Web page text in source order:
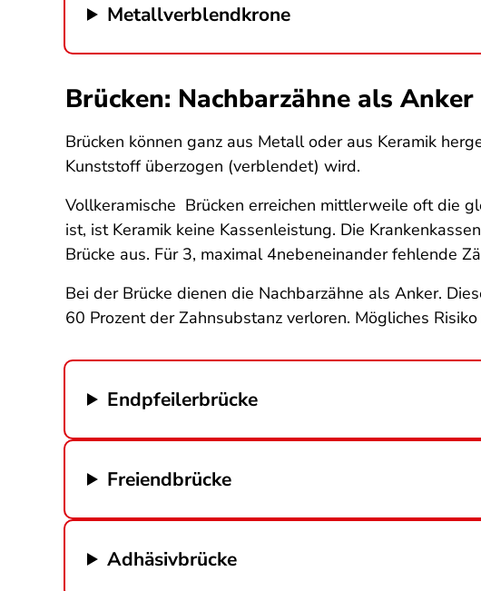
Metallverblendkrone
Brücken: Nachbarzähne als Anker
Brücken können ganz aus Metall oder aus Keramik
Kunststoff überzogen (verblendet) wird.
Vollkeramische Brücken erreichen mittlerweile oft die
ist, ist Keramik keine Kassenleistung. Die
Brücke aus. Für 3, maximal 4nebeneinander fehlende
Bei der Brücke dienen die Nachbarzähne als Anker.
60 Prozent der Zahnsubstanz verloren. Mögliches
Endpfeilerbrücke
Freiendbrücke
Adhäsivbrücke